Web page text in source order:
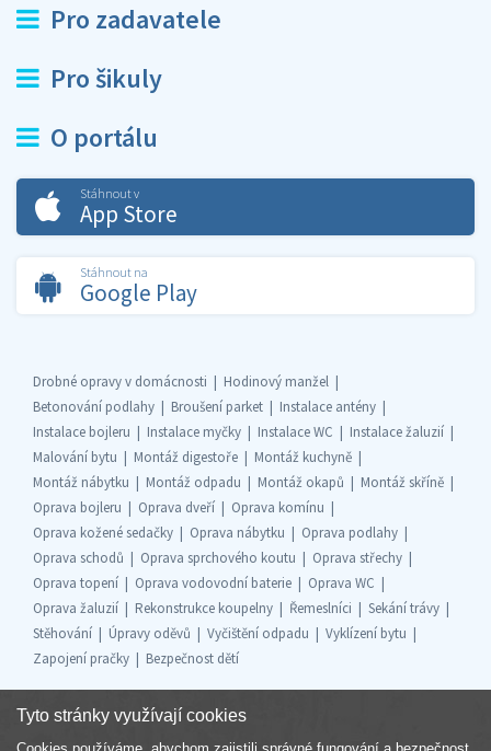
Pro zadavatele
Pro šikuly
O portálu
Stáhnout v
App Store
Stáhnout na
Google Play
Drobné opravy v domácnosti
Hodinový manžel
Betonování podlahy
Broušení parket
Instalace antény
Instalace bojleru
Instalace myčky Instalace WC
Instalace žaluzií
Malování bytu
Montáž digestoře
Montáž kuchyně
Montáž nábytku
Montáž odpadu Montáž okapů
Montáž skříně
Oprava bojleru
Oprava dveří
Oprava komínu
Oprava kožené sedačky
Oprava nábytku
Oprava podlahy
Oprava schodů
Oprava sprchového koutu
Oprava střechy
Oprava topení
Oprava vodovodní baterie
Oprava WC
Oprava žaluzií
Rekonstrukce koupelny Řemeslníci
Sekání trávy
Stěhování
Úpravy oděvů Vyčištění odpadu
Vyklízení bytu
Zapojení pračky
Bezpečnost dětí
Tyto stránky využívají cookies